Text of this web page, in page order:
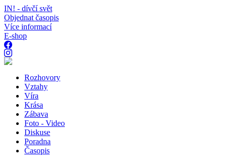
IN! - dívčí svět
Objednat časopis
Více informací
E-shop
Rozhovory
Vztahy
Víra
Krása
Zábava
Foto - Video
Diskuse
Poradna
Časopis